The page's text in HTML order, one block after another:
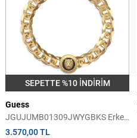
SEPETTE %10 İNDİRİM
Guess
JGUJUMB01309JWYGBKS Erkek
Bileklik
3.570,00 TL